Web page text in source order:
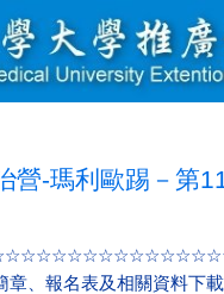
營-瑪利歐踢－第
章、報名表及相關資料下